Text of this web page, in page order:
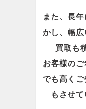
また、長
かし、幅
買取も
お客様の
でも高く
もさせて